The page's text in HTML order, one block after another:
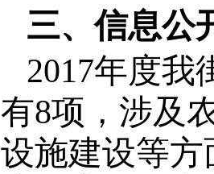
三、信息公
2017年度我
有8项，涉及
设施建设等